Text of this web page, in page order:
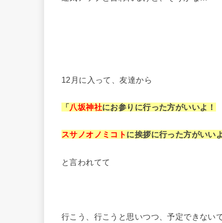
12月に入って、友達から
「八坂神社にお参りに行った方がいいよ！
スサノオノミコト に挨拶に行った方がいい
と言われてて
行こう、行こうと思いつつ、予定できない